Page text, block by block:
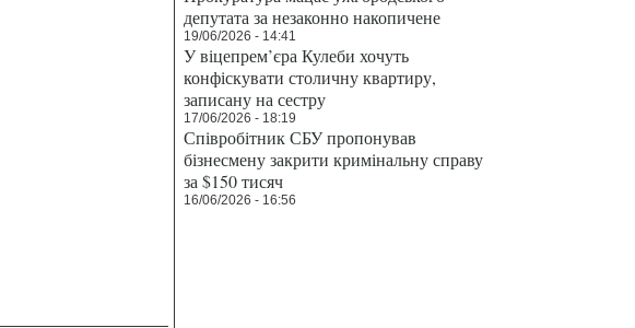
депутата за незаконно накопичене
19/06/2026 - 14:41
У віцепрем’єра Кулеби хочуть
конфіскувати столичну квартиру,
записану на сестру
17/06/2026 - 18:19
Співробітник СБУ пропонував
бізнесмену закрити кримінальну справу
за $150 тисяч
16/06/2026 - 16:56